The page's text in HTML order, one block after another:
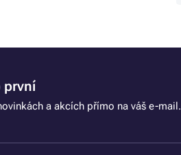
první
a akcích přímo na váš e-mail.